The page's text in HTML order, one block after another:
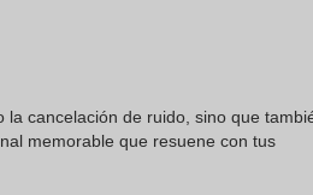
cancelación de ruido, sino que
memorable que resuene con tus